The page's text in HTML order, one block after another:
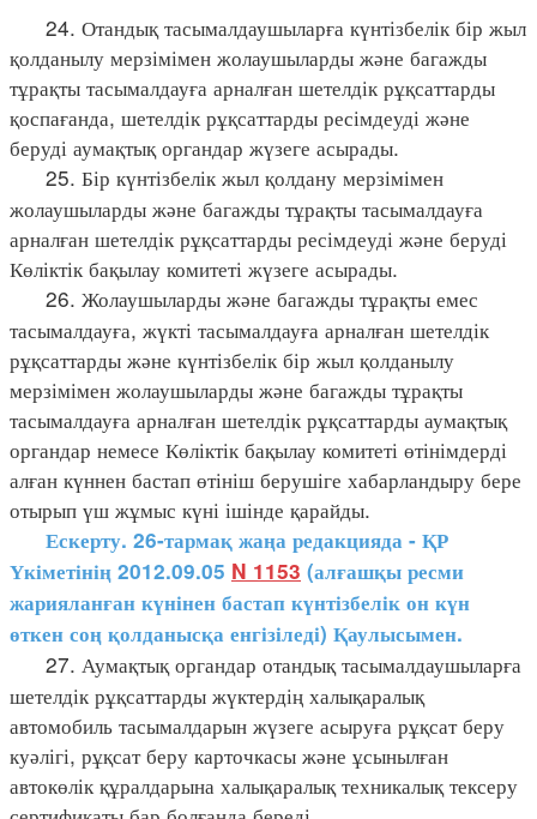
24. Отандық тасымалдаушыларға күнтізбелік бір жыл
қолданылу мерзімімен жолаушыларды және багажды
тұрақты тасымалдауға арналған шетелдік рұқсаттарды
қоспағанда, шетелдік рұқсаттарды ресімдеуді және
беруді аумақтық органдар жүзеге асырады.
25. Бір күнтізбелік жыл қолдану мерзімімен
жолаушыларды және багажды тұрақты тасымалдауға
арналған шетелдік рұқсаттарды ресімдеуді және беруді
Көліктік бақылау комитеті жүзеге асырады.
26. Жолаушыларды және багажды тұрақты емес
тасымалдауға, жүкті тасымалдауға арналған шетелдік
рұқсаттарды және күнтізбелік бір жыл қолданылу
мерзімімен жолаушыларды және багажды тұрақты
тасымалдауға арналған шетелдік рұқсаттарды аумақтық
органдар немесе Көліктік бақылау комитеті өтінімдерді
алған күннен бастап өтініш берушіге хабарландыру бере
отырып үш жұмыс күні ішінде қарайды.
Ескерту. 26-тармақ жаңа редакцияда - ҚР
Үкіметінің 2012.09.05 N 1153 (алғашқы ресми
жарияланған күнінен бастап күнтізбелік он күн
өткен соң қолданысқа енгізіледі) Қаулысымен.
27. Аумақтық органдар отандық тасымалдаушыларға
шетелдік рұқсаттарды жүктердің халықаралық
автомобиль тасымалдарын жүзеге асыруға рұқсат беру
куәлігі, рұқсат беру карточкасы және ұсынылған
автокөлік құралдарына халықаралық техникалық тексеру